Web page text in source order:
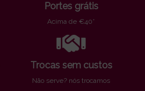
Portes grátis
Acima de €40*
Trocas sem custos
Não serve? nós trocamos